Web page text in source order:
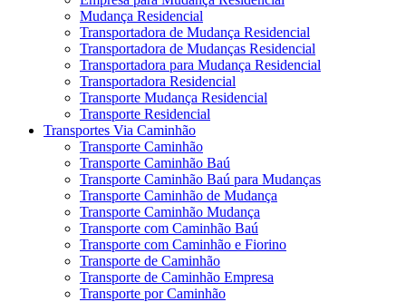
Mudança Residencial
Transportadora de Mudança Residencial
Transportadora de Mudanças Residencial
Transportadora para Mudança Residencial
Transportadora Residencial
Transporte Mudança Residencial
Transporte Residencial
Transportes Via Caminhão
Transporte Caminhão
Transporte Caminhão Baú
Transporte Caminhão Baú para Mudanças
Transporte Caminhão de Mudança
Transporte Caminhão Mudança
Transporte com Caminhão Baú
Transporte com Caminhão e Fiorino
Transporte de Caminhão
Transporte de Caminhão Empresa
Transporte por Caminhão